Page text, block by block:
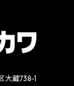
大蔵738-1